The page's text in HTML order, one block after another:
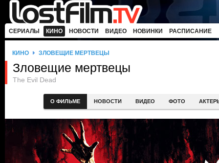
СЕРИАЛЫ КИНО НОВОСТИ ВИДЕО НОВИНКИ РАСПИСАНИЕ
КИНО ЗЛОВЕЩИЕ МЕРТВЕЦЫ
Зловещие мертвецы
The Evil Dead
О ФИЛЬМЕ НОВОСТИ ВИДЕО ФОТО